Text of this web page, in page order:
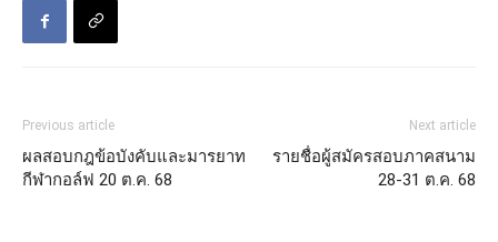
Previous article
ผลสอบกฎข้อบังคับและมารยาท
กีฬากอล์ฟ 20 ต.ค. 68
Next article
รายชื่อผู้สมัครสอบภาคสนาม
28-31 ต.ค. 68